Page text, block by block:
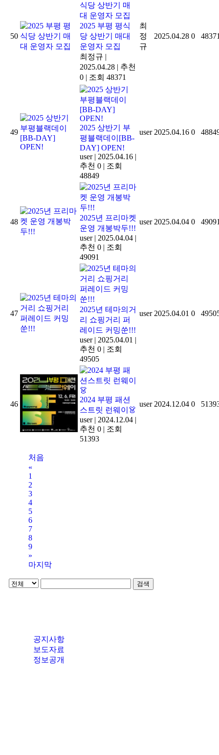
50
2025 부평 평식
당 상반기 매대
운영자 모집
최정규 |
2025.04.28 | 추천
0 | 조회 48371
최
정
규
2025.04.28 0
49
2025 상반기 부
평블랙데이[BB-
DAY] OPEN!
user | 2025.04.16 |
추천 0 | 조회
48849
user 2025.04.16 0
48
2025년 프리마켓
운영 개봉박두!!!
user | 2025.04.04 |
추천 0 | 조회
49091
user 2025.04.04 0
47
2025년 테마의거
리 쇼핑거리 퍼
레이드 커밍쑨!!!
user | 2025.04.01 |
추천 0 | 조회
49505
user 2025.04.01 0
46
2024 부평 패션
스트릿 런웨이👗
user | 2024.12.04 |
추천 0 | 조회
51393
user 2024.12.04 0
처음
«
1
2
3
4
5
6
7
8
9
»
마지막
검색
공지사항
보도자료
정보공개